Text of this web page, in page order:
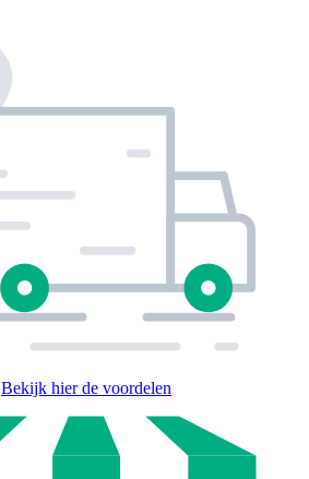
Bekijk hier de voordelen